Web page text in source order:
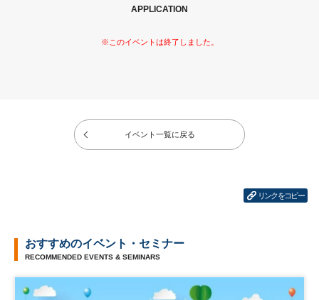
APPLICATION
イベント一覧に戻る
リンクをコピー
おすすめのイベント・セミナー
RECOMMENDED EVENTS & SEMINARS